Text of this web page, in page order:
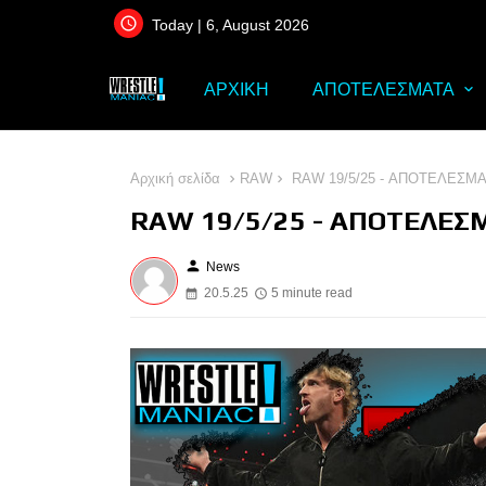
Today | 6, August 2026
ΑΡΧΙΚΗ ΑΠΟΤΕΛΕΣΜΑΤΑ
Αρχική σελίδα RAW RAW 19/5/25 -
RAW 19/5/25 -
person News
20.5.25
5 minute read